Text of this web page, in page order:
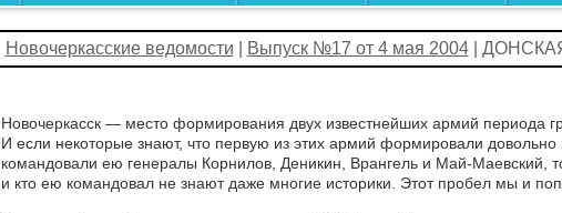
Новочеркасские ведомости Выпуск №17 от 4 мая 2004|
Новочеркасск — место формирования двух известнейших армий периода
И если некоторые знают, что первую из этих армий формировали
командовали ею генералы Корнилов, Деникин, Врангель и Май-Маевский,
и кто ею командовал не знают даже многие историки. Этот пробел мы и